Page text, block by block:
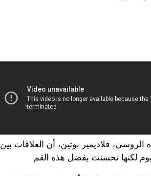
الروسي، فلاديمير بوتين، أن العلاقات بين
لكنها تحسنت بفضل هذه القم